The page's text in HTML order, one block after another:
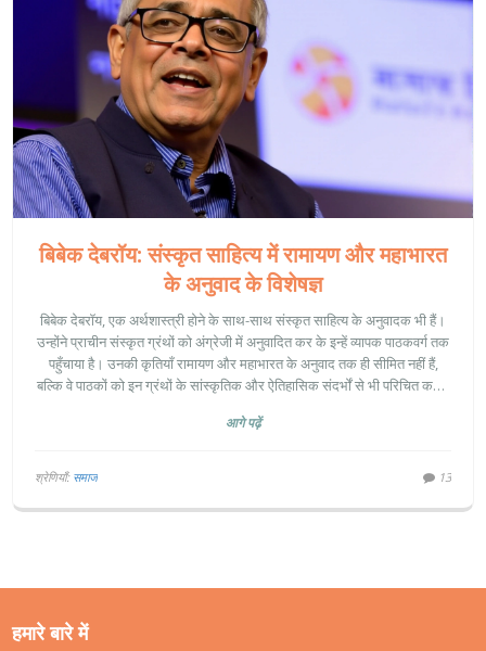
बिबेक देबरॉय: संस्कृत साहित्य में रामायण और महाभारत
के अनुवाद के विशेषज्ञ
बिबेक देबरॉय, एक अर्थशास्त्री होने के साथ-साथ संस्कृत साहित्य के अनुवादक भी हैं।
उन्होंने प्राचीन संस्कृत ग्रंथों को अंग्रेजी में अनुवादित कर के इन्हें व्यापक पाठकवर्ग तक
पहुँचाया है। उनकी कृतियाँ रामायण और महाभारत के अनुवाद तक ही सीमित नहीं हैं,
बल्कि वे पाठकों को इन ग्रंथों के सांस्कृतिक और ऐतिहासिक संदर्भों से भी परिचित कराते
आगे पढ़ें
श्रेणियाँ: समाज 13
हमारे बारे में